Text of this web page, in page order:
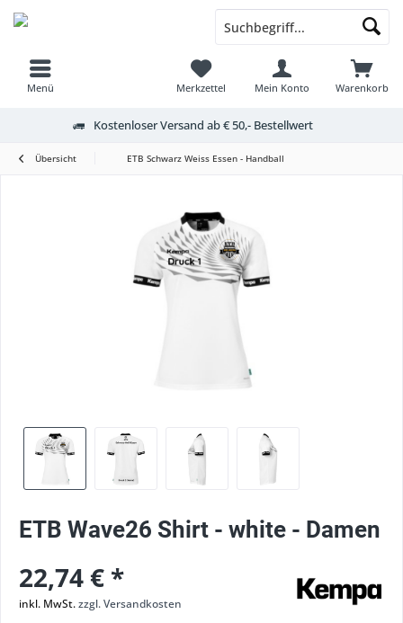
Menü Warenkorb
Merkzettel Mein Konto
Kostenloser Versand ab € 50,- Bestellwert
Übersicht ETB Schwarz Weiss Essen - Handball
ETB Wave26 Shirt - white - Damen
22,74 € *
inkl. MwSt.zzgl. Versandkosten